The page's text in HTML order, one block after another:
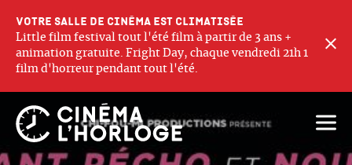
Votre salle de cinéma est climatisée
Little film festival tout l'été film à partir de 3 ans +
animation gratuite. Fright Day, chaque vendredi 21h 1
film d'horreur pendant tout l'été.